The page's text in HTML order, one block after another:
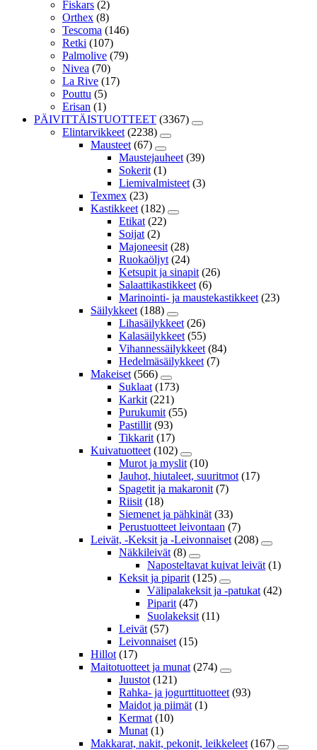
Fiskars (2)
Orthex (8)
Tescoma (146)
Retki (107)
Palmolive (79)
Nivea (70)
La Rive (17)
Pouttu (5)
Erisan (1)
PÄIVITTÄISTUOTTEET (3367)
Elintarvikkeet (2238)
Mausteet (67)
Maustejauheet (39)
Sokerit (1)
Liemivalmisteet (3)
Texmex (23)
Kastikkeet (182)
Etikat (22)
Soijat (2)
Majoneesit (28)
Ruokaöljyt (24)
Ketsupit ja sinapit (26)
Salaattikastikkeet (6)
Marinointi- ja maustekastikkeet (23)
Säilykkeet (188)
Lihasäilykkeet (26)
Kalasäilykkeet (55)
Vihannessäilykkeet (84)
Hedelmäsäilykkeet (7)
Makeiset (566)
Suklaat (173)
Karkit (221)
Purukumit (55)
Pastillit (93)
Tikkarit (17)
Kuivatuotteet (102)
Murot ja myslit (10)
Jauhot, hiutaleet, suuritmot (17)
Spagetit ja makaronit (7)
Riisit (18)
Siemenet ja pähkinät (33)
Perustuotteet leivontaan (7)
Leivät, -Keksit ja -Leivonnaiset (208)
Näkkileivät (8)
Naposteltavat kuivat leivät (1)
Keksit ja piparit (125)
Välipalakeksit ja -patukat (42)
Piparit (47)
Suolakeksit (11)
Leivät (57)
Leivonnaiset (15)
Hillot (17)
Maitotuotteet ja munat (274)
Juustot (121)
Rahka- ja jogurttituotteet (93)
Maidot ja piimät (1)
Kermat (10)
Munat (1)
Makkarat, nakit, pekonit, leikkeleet (167)